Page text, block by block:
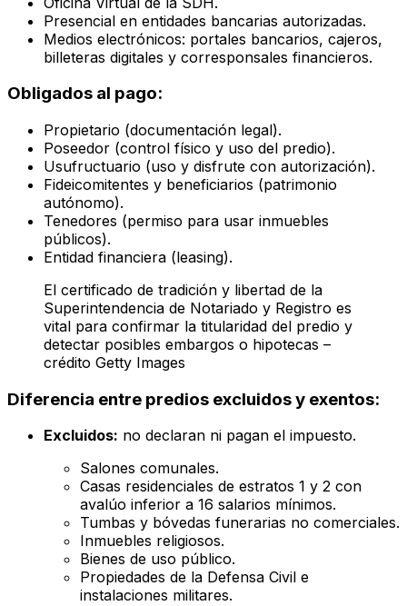
Presencial en entidades bancarias autorizadas.
Medios electrónicos: portales bancarios, cajeros,
billeteras digitales y corresponsales financieros.
Obligados al pago:
Propietario (documentación legal).
Poseedor (control físico y uso del predio).
Usufructuario (uso y disfrute con autorización).
Fideicomitentes y beneficiarios (patrimonio
autónomo).
Tenedores (permiso para usar inmuebles
públicos).
Entidad financiera (leasing).
El certificado de tradición y libertad de la
Superintendencia de Notariado y Registro es
vital para confirmar la titularidad del predio y
detectar posibles embargos o hipotecas –
crédito Getty Images
Diferencia entre predios excluidos y exentos:
Excluidos: no declaran ni pagan el impuesto.
Salones comunales.
Casas residenciales de estratos 1 y 2 con
avalúo inferior a 16 salarios mínimos.
Tumbas y bóvedas funerarias no comerciales.
Inmuebles religiosos.
Bienes de uso público.
Propiedades de la Defensa Civil e
instalaciones militares.